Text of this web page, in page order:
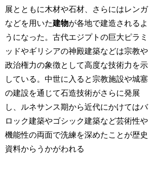
展とともに木材や石材、さらにはレンガ
などを用いた建物が各地で建造されるよ
うになった。古代エジプトの巨大ピラミ
ッドやギリシアの神殿建築などは宗教や
政治権力の象徴として高度な技術力を示
している。中世に入ると宗教施設や城塞
の建設を通じて石造技術がさらに発展
し、ルネサンス期から近代にかけてはバ
ロック建築やゴシック建築など芸術性や
機能性の両面で洗練を深めたことが歴史
資料からうかがわれる